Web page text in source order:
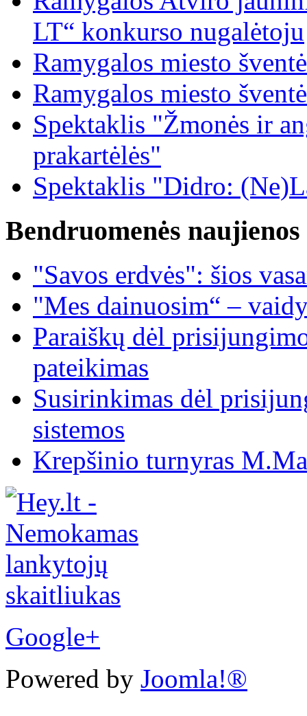
LT“ konkurso nugalėtoju
Ramygalos miesto šventė
Ramygalos miesto šventė
Spektaklis "Žmonės ir
prakartėlės"
Spektaklis "Didro:
Bendruomenės naujienos
"Savos erdvės": šios
"Mes dainuosim“ –
Paraiškų dėl
pateikimas
Susirinkimas dėl
sistemos
Krepšinio turnyras
Google+
Powered by Joomla!®